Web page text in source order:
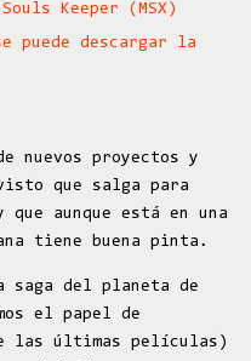
Keeper (MSX)
puede descargar la
nuevos proyectos y
que salga para
aunque está en una
tiene buena pinta.
saga del planeta de
el papel de
las últimas películas)